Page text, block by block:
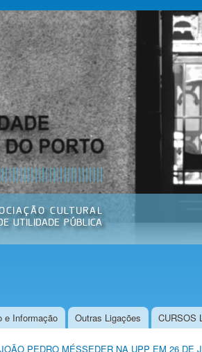
Passar
para o
e Informação Outras Ligações CURSOS
JOÃO PEDRO MÉSSEDER NA UPP EM 26 DE